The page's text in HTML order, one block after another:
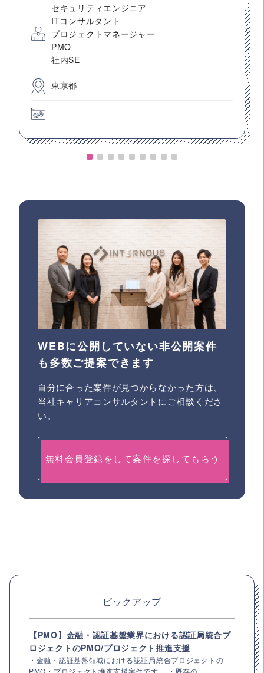
セキュリティエンジニア
ITコンサルタント
プロジェクトマネージャー
PMO
社内SE
東京都
WEBに公開していない非公開案件
も多数ご提案できます
自分に合った案件が見つからなかった方は、
当社キャリアコンサルタントにご相談くださ
い。
無料会員登録をして案件を探してもらう
ピックアップ
【PMO】金融・認証基盤業界における認証局統合プ
ロジェクトのPMO/プロジェクト推進支援
・金融・認証基盤領域における認証局統合プロジェクトの